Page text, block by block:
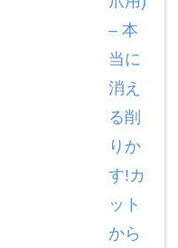
– 本
当に
消え
る削
りか
す!カ
ット
から